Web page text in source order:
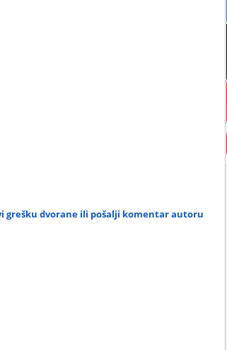
grešku dvorane ili pošalji komentar autoru